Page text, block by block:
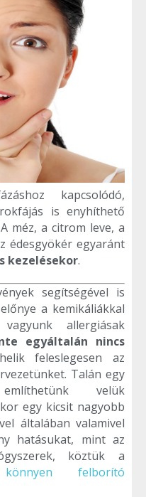
kapcsolódó,
is enyhíthető
méz, a citrom leve, a
édesgyökér egyaránt
kezelésekor.
segítségével is
a kemikáliákkal
allergiásak
egyáltalán nincs
feleslegesen az
Talán egy
velük
egy kicsit nagyobb
általában valamivel
hatásukat, mint az
köztük a
könnyen felborító